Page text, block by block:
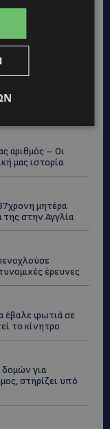
την
σε μία νύχτα
αριθμός – Οι
μας ιστορία
μητέρα
στην Αγγλία
έρευνες
έβαλε φωτιά σε
το κίνητρο
δομών για
στηρίζει υπό